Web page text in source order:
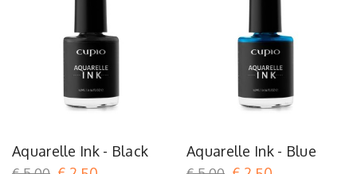
Aquarelle Ink - Black Aquarelle Ink - Blue